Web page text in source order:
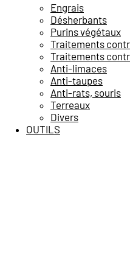
Engrais
Désherbants
Purins végétaux
Traitements
Traitements
Anti-limaces
Anti-taupes
Anti-rats, souris
Terreaux
Divers
OUTILS